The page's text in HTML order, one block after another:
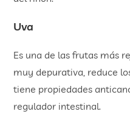
Uva
Es una de las frutas más
muy depurativa, reduce
tiene propiedades
regulador intestinal.